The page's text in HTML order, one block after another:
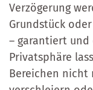
Verzögerung
Grundstück
– garantiert und
Privatsphäre
Bereichen nicht